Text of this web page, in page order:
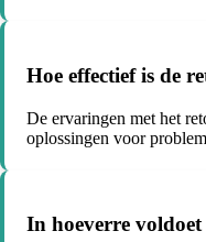
Hoe effectief is de
De ervaringen met het
oplossingen voor
In hoeverre